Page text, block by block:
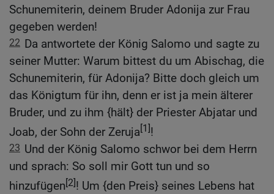
Schunemiterin, deinem Bruder Adonija zur Frau
gegeben werden!
22 Da antwortete der König Salomo und sagte zu
seiner Mutter: Warum bittest du um Abischag, die
Schunemiterin, für Adonija? Bitte doch gleich um
das Königtum für ihn, denn er ist ja mein älterer
Bruder, und zu ihm {hält} der Priester Abjatar und
Joab, der Sohn der Zeruja[1]!
23 Und der König Salomo schwor bei dem Herrn
und sprach: So soll mir Gott tun und so
hinzufügen[2]! Um {den Preis} seines Lebens hat